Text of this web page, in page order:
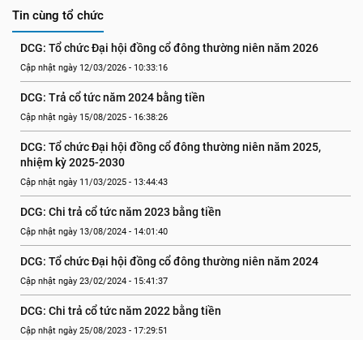
Tin cùng tổ chức
DCG: Tổ chức Đại hội đồng cổ đông thường niên năm 2026
Cập nhật ngày 12/03/2026 - 10:33:16
DCG: Trả cổ tức năm 2024 bằng tiền
Cập nhật ngày 15/08/2025 - 16:38:26
DCG: Tổ chức Đại hội đồng cổ đông thường niên năm 2025,
nhiệm kỳ 2025-2030
Cập nhật ngày 11/03/2025 - 13:44:43
DCG: Chi trả cổ tức năm 2023 bằng tiền
Cập nhật ngày 13/08/2024 - 14:01:40
DCG: Tổ chức Đại hội đồng cổ đông thường niên năm 2024
Cập nhật ngày 23/02/2024 - 15:41:37
DCG: Chi trả cổ tức năm 2022 bằng tiền
Cập nhật ngày 25/08/2023 - 17:29:51